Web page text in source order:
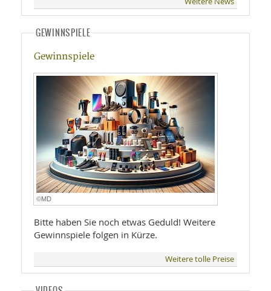
GEWINNSPIELE
Gewinnspiele
©MD
Bitte haben Sie noch etwas Geduld! Weitere
Gewinnspiele folgen in Kürze.
Weitere tolle Preise